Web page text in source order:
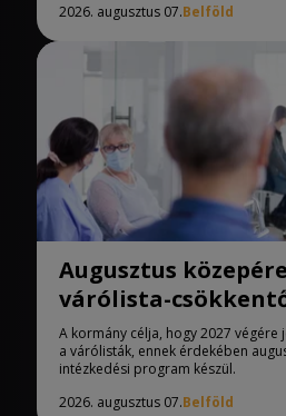
2026. augusztus 07.Belföld
Augusztus
várólista-
A kormány célja, hogy 2027 végére
a várólisták, ennek érdekében
intézkedési program készül.
2026. augusztus 07.Belföld